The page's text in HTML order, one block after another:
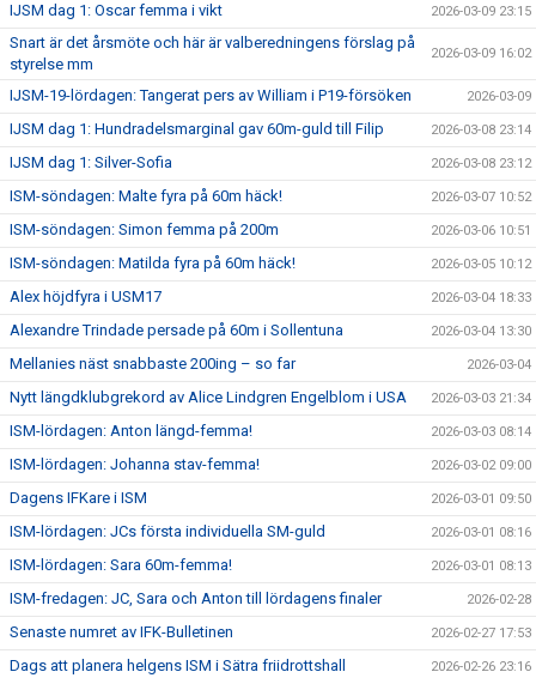
IJSM dag 1: Oscar femma i vikt 2026-03-09 23:15
Snart är det årsmöte och här är valberedningens förslag på
styrelse mm
2026-03-09 16:02
IJSM-19-lördagen: Tangerat pers av William i P19-försöken 2026-03-09
IJSM dag 1: Hundradelsmarginal gav 60m-guld till Filip 2026-03-08 23:14
IJSM dag 1: Silver-Sofia 2026-03-08 23:12
ISM-söndagen: Malte fyra på 60m häck! 2026-03-07 10:52
ISM-söndagen: Simon femma på 200m 2026-03-06 10:51
ISM-söndagen: Matilda fyra på 60m häck! 2026-03-05 10:12
Alex höjdfyra i USM17 2026-03-04 18:33
Alexandre Trindade persade på 60m i Sollentuna 2026-03-04 13:30
Mellanies näst snabbaste 200ing – so far 2026-03-04
Nytt längdklubgrekord av Alice Lindgren Engelblom i USA 2026-03-03 21:34
ISM-lördagen: Anton längd-femma! 2026-03-03 08:14
ISM-lördagen: Johanna stav-femma! 2026-03-02 09:00
Dagens IFKare i ISM 2026-03-01 09:50
ISM-lördagen: JCs första individuella SM-guld 2026-03-01 08:16
ISM-lördagen: Sara 60m-femma! 2026-03-01 08:13
ISM-fredagen: JC, Sara och Anton till lördagens finaler 2026-02-28
Senaste numret av IFK-Bulletinen 2026-02-27 17:53
Dags att planera helgens ISM i Sätra friidrottshall 2026-02-26 23:16